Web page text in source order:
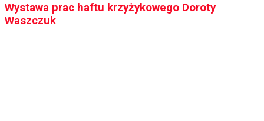
Wystawa prac haftu krzyżykowego Doroty
Waszczuk